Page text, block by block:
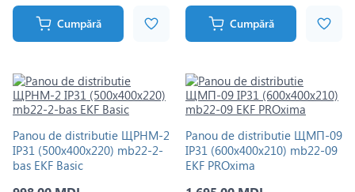
Cumpără Cumpără
Panou de distributie ЩРНМ-2
IP31 (500х400х220) mb22-2-
bas EKF Basic
Panou de distributie ЩМП-09
IP31 (600х400х210) mb22-09
EKF PROxima